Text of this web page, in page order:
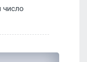
число